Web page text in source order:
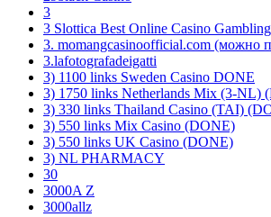
3
3 Slottica Best Online Casino
3. momangcasinoofficial.com (можно
3.lafotografadeigatti
3) 1100 links Sweden Casino DONE
3) 1750 links Netherlands Mix (3-NL)
3) 330 links Thailand Casino (TAI)
3) 550 links Mix Casino (DONE)
3) 550 links UK Casino (DONE)
3) NL PHARMACY
30
3000A Z
3000allz